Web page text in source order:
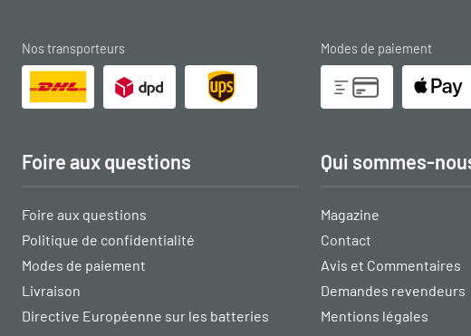
Nos transporteurs Modes de paiement
Foire aux questions
Foire aux questions
Politique de confidentialité
Modes de paiement
Livraison
Directive Européenne sur les batteries
Qui sommes-
Magazine
Contact
Avis et Commentaires
Demandes revendeurs
Mentions légales